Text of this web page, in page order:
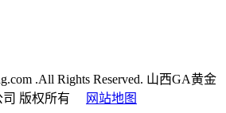
.All Rights Reserved. 山西GA黄金
司 版权所有
网站地图